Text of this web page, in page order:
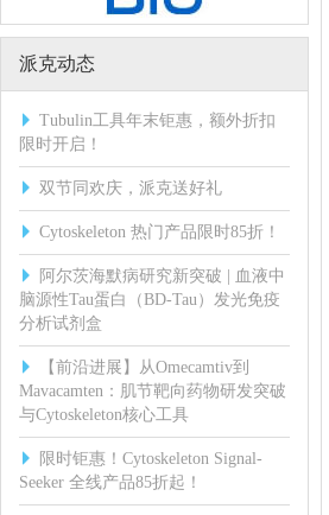
派克动态
Tubulin工具年末钜惠，额外折扣
限时开启！
双节同欢庆，派克送好礼
Cytoskeleton 热门产品限时85折！
阿尔茨海默病研究新突破 | 血液中
脑源性Tau蛋白（BD-Tau）发光免疫
分析试剂盒
【前沿进展】从Omecamtiv到
Mavacamten：肌节靶向药物研发突破
与Cytoskeleton核心工具
限时钜惠！Cytoskeleton Signal-
Seeker 全线产品85折起！